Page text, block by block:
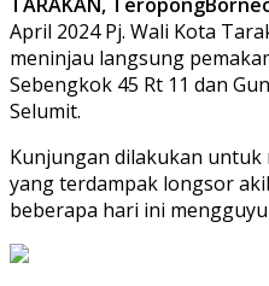
April 2024 Pj. Wali Kota
meninjau langsung
Sebengkok 45 Rt 11 dan
Selumit.
Kunjungan dilakukan
yang terdampak longsor
beberapa hari ini